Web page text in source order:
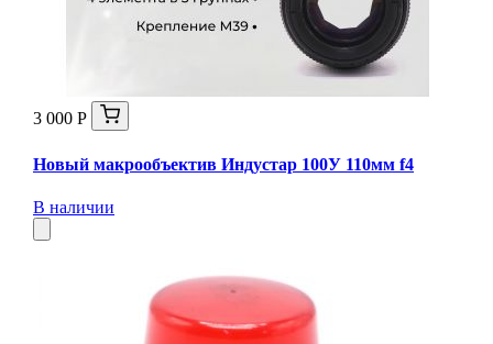
3 000 Р
Новый макрообъектив Индустар 100У 110мм f4
В наличии